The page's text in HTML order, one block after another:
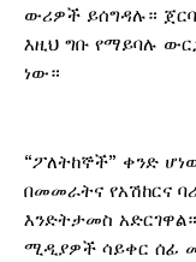
ውሪዎች ይሰግዳሉ።
እዚህ ግቡ የማይባሉ
ነው።
“ፖለትከኞች” ቀንድ
በመመራትና የአሽከርና
እንድትታመስ
ሚዲያዎች ሳይቀር ሰፊ